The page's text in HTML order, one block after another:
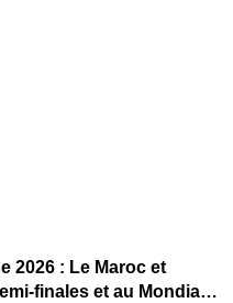
2026 : Le Maroc et
finales et au Mondial